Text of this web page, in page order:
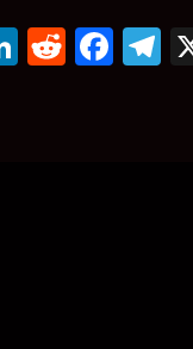
LinkedIn
Reddit